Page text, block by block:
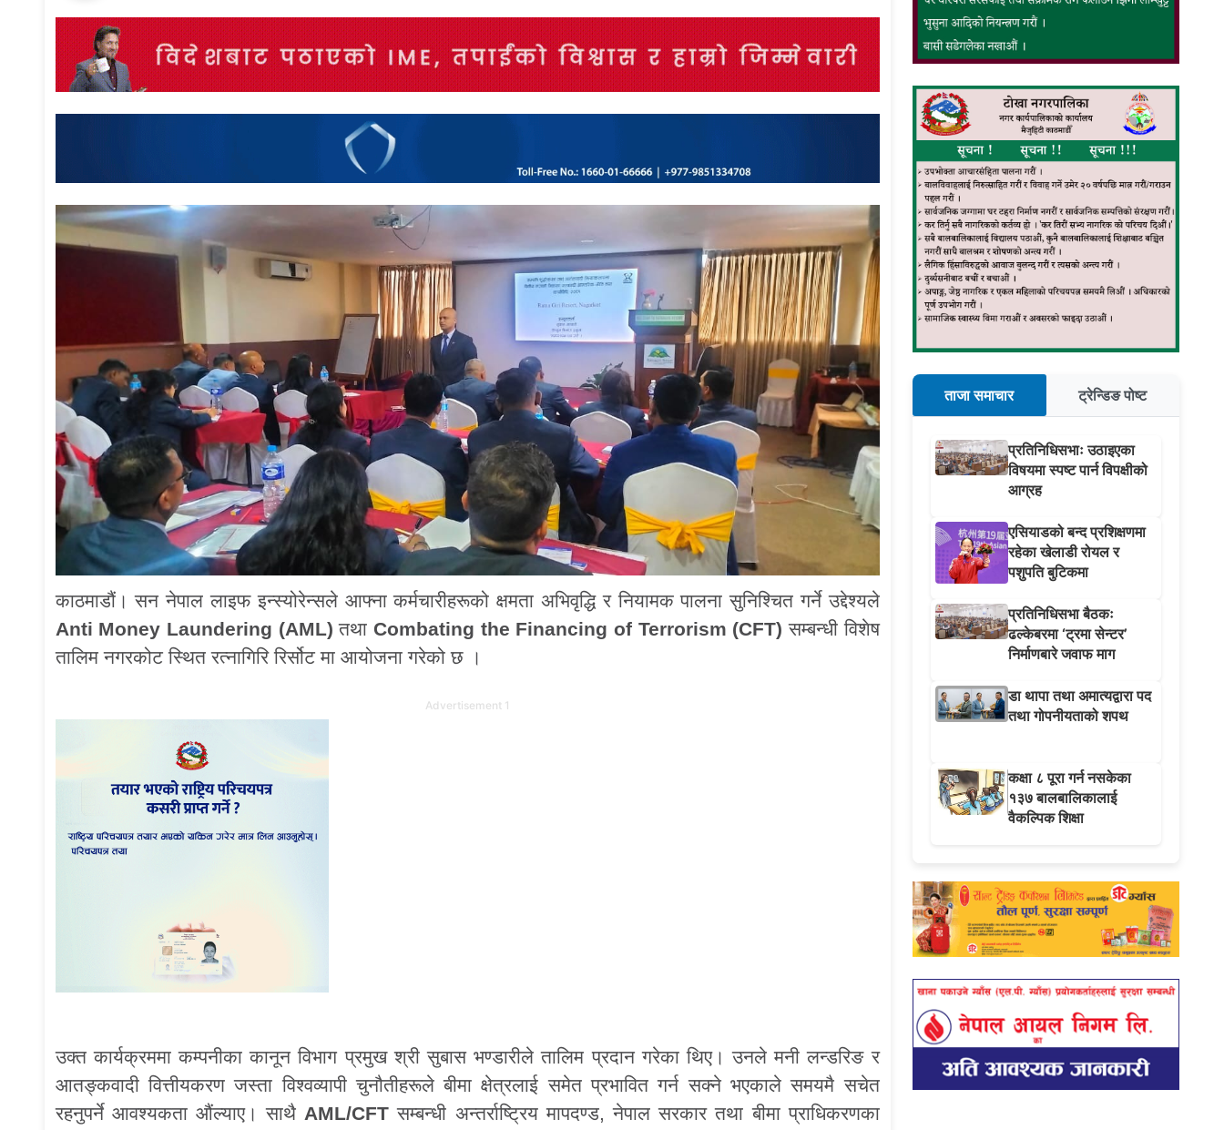
काठमाडौं। सन नेपाल लाइफ इन्स्योरेन्सले आफ्ना कर्मचारीहरूको क्षमता अभिवृद्धि र नियामक पालना सुनिश्चित गर्ने उद्देश्यले
Anti Money Laundering (AML) तथा Combating the Financing of Terrorism (CFT) सम्बन्धी विशेष
तालिम नगरकोट स्थित रत्नागिरि रिर्सोट मा आयोजना गरेको छ ।
Advertisement 1
उक्त कार्यक्रममा कम्पनीका कानून विभाग प्रमुख श्री सुबास भण्डारीले तालिम प्रदान गरेका थिए। उनले मनी लन्डरिङ र
आतङ्कवादी वित्तीयकरण जस्ता विश्वव्यापी चुनौतीहरूले बीमा क्षेत्रलाई समेत प्रभावित गर्न सक्ने भएकाले समयमै सचेत
रहनुपर्ने आवश्यकता औंल्याए। साथै AML/CFTसम्बन्धी अन्तर्राष्ट्रिय मापदण्ड, नेपाल सरकार तथा बीमा प्राधिकरणका
ताजा समाचार ट्रेन्डिङ पोष्ट
प्रतिनिधिसभाः उठाइएका
विषयमा स्पष्ट पार्न विपक्षीको
आग्रह
एसियाडको बन्द प्रशिक्षणमा
रहेका खेलाडी रोयल र
पशुपति बुटिकमा
प्रतिनिधिसभा बैठकः
ढल्केबरमा ‘ट्रमा सेन्टर’
निर्माणबारे जवाफ माग
डा थापा तथा अमात्यद्वारा पद
तथा गोपनीयताको शपथ
कक्षा ८ पूरा गर्न नसकेका
१३७ बालबालिकालाई
वैकल्पिक शिक्षा